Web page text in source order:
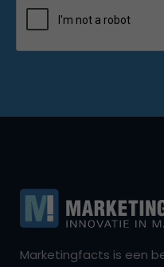
Marketingfacts is een